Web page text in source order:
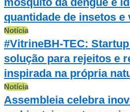
quantidade de insetos e
Notícia
#VitrineBH-TEC:
solução para rejeitos e
inspirada na própria
Notícia
Assembleia celebra